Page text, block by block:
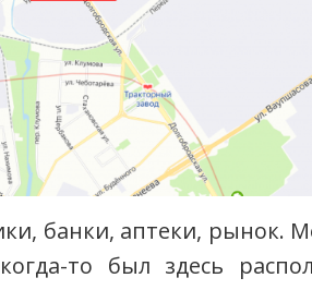
банки, аптеки, рынок.
то был здесь